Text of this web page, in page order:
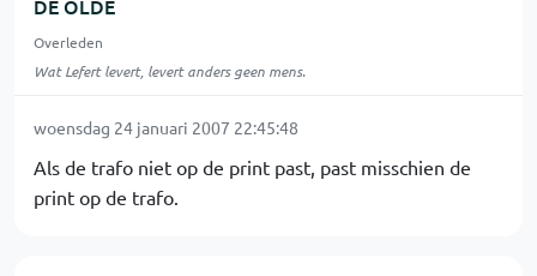
DE OLDE
Overleden
Wat Lefert levert, levert anders geen mens.
woensdag 24 januari 2007 22:45:48
Als de trafo niet op de print past, past misschien de
print op de trafo.